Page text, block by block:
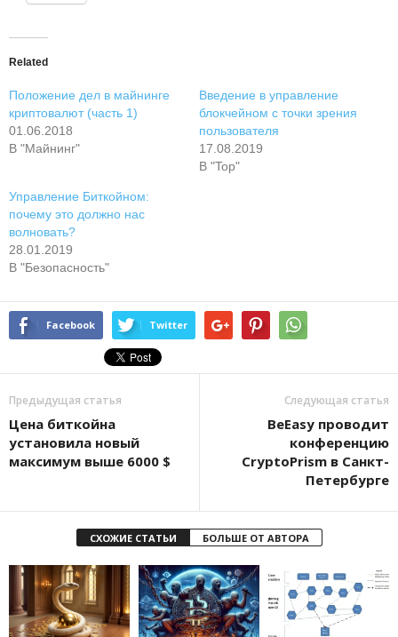
Related
Положение дел в майнинге
криптовалют (часть 1)
01.06.2018
В "Майнинг"
Введение в управление
блокчейном с точки зрения
пользователя
17.08.2019
В "Top"
Управление Биткойном:
почему это должно нас
волновать?
28.01.2019
В "Безопасность"
Facebook Twitter
Предыдущая статья
Цена биткойна
установила новый
максимум выше 6000 $
Следующая статья
BeEasy проводит
конференцию
CryptoPrism в Санкт-
Петербурге
СХОЖИЕ СТАТЬИ БОЛЬШЕ ОТ АВТОРА